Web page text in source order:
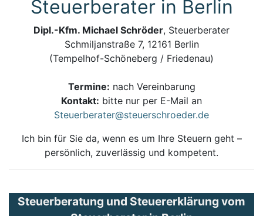
Steuerberater in Berlin
Dipl.-Kfm. Michael Schröder, Steuerberater
Schmiljanstraße 7, 12161 Berlin
(Tempelhof-Schöneberg / Friedenau)
Termine: nach Vereinbarung
Kontakt: bitte nur per E-Mail an
Steuerberater@steuerschroeder.de
Ich bin für Sie da, wenn es um Ihre Steuern geht –
persönlich, zuverlässig und kompetent.
Steuerberatung und Steuererklärung vom